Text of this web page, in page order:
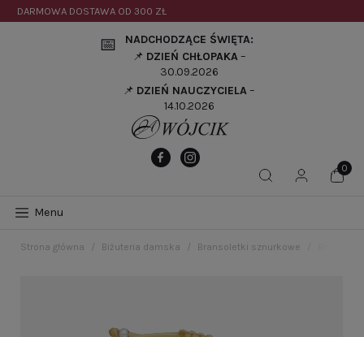
DARMOWA DOSTAWA OD 300 ZŁ
📅
NADCHODZĄCE ŚWIĘTA:
📌 DZIEŃ CHŁOPAKA–
30.09.2026
📌 DZIEŃ NAUCZYCIELA–
14.10.2026
Menu
Strona główna Biżuteria damska Bransoletki sznurkowe